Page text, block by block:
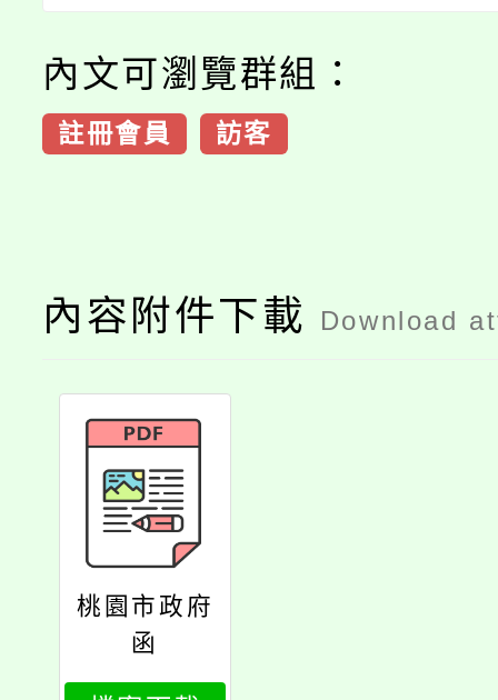
內文可瀏覽群組：
註冊會員 訪客
內容附件下載 Download
桃園市政府
函